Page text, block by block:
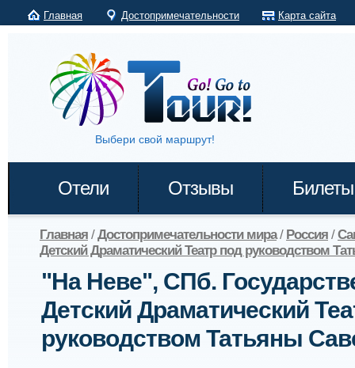
Главная Достопримечательности Карта сайта
Выбери свой маршрут!
Отели Отзывы Билеты
Главная /Достопримечательности мира/ Россия /
Детский Драматический Театр под руководством
"На Неве", СПб.
Детский Драматический
руководством Татьяны